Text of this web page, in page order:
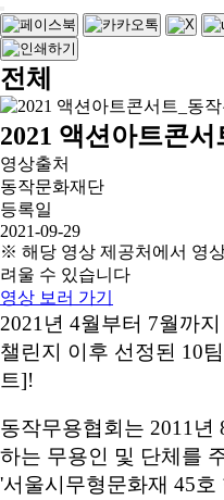
전체
2021 액션아트콘
영상출처
동작문화재단
등록일
2021-09-29
※ 해당 영상 제공처에서 영
려울 수 있습니다
영상 보러 가기
2021년 4월부터 7월까
챌린지 이후 선정된 10
트]!
동작무용협회는 2011년
하는 무용인 및 단체를
'서울시무형문화재 45호